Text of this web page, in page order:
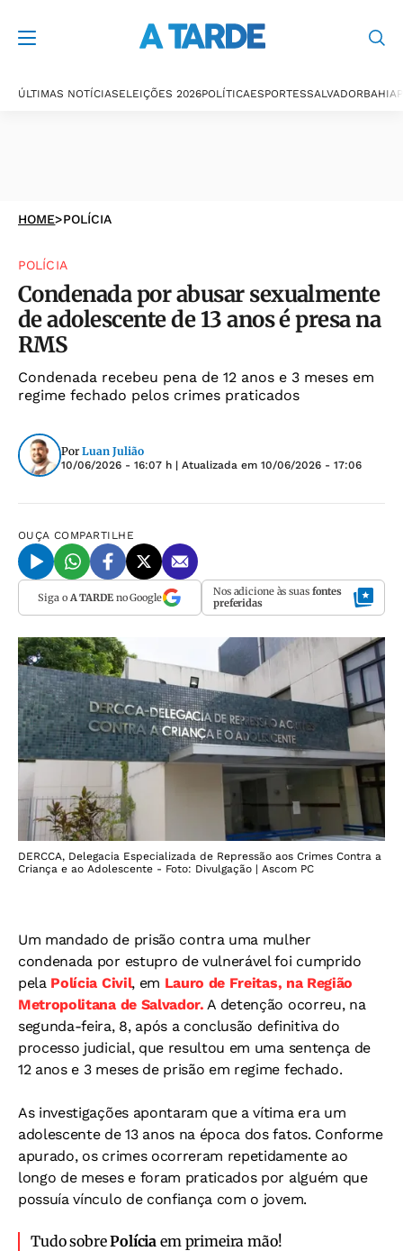
ÚLTIMAS NOTÍCIASELEIÇÕES 2026POLÍTICAESPORTESSALVADORBAHIA
HOME>POLÍCIA
POLÍCIA
Condenada por abusar sexualmente
de adolescente de 13 anos é presa na
RMS
Condenada recebeu pena de 12 anos e 3 meses em
regime fechado pelos crimes praticados
Por Luan Julião
10/06/2026 - 16:07 h | Atualizada em 10/06/2026 - 17:06
OUÇA COMPARTILHE
Siga o A TARDEno Google Nos adicione às suas fontes
preferidas
DERCCA, Delegacia Especializada de Repressão aos Crimes Contra a
Criança e ao Adolescente - Foto: Divulgação | Ascom PC
Um mandado de prisão contra uma mulher
condenada por estupro de vulnerável foi cumprido
pela Polícia Civil, em Lauro de Freitas, na Região
Metropolitana de Salvador. A detenção ocorreu, na
segunda-feira, 8, após a conclusão definitiva do
processo judicial, que resultou em uma sentença de
12 anos e 3 meses de prisão em regime fechado.
As investigações apontaram que a vítima era um
adolescente de 13 anos na época dos fatos. Conforme
apurado, os crimes ocorreram repetidamente ao
longo de meses e foram praticados por alguém que
possuía vínculo de confiança com o jovem.
Tudo sobrePolícia em primeira mão!